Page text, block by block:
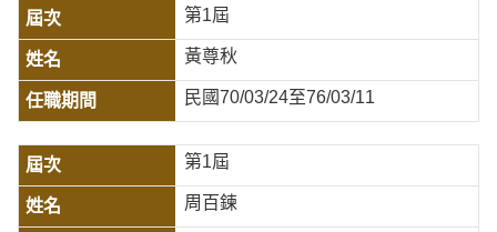
第1屆
黃尊秋
民國70/03/24至76/03/11
第1屆
周百鍊